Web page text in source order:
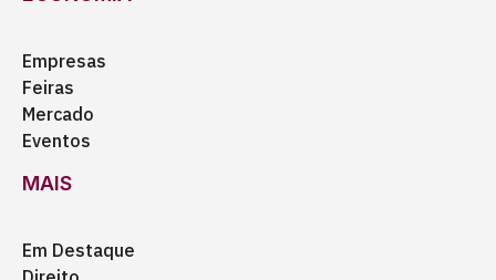
Empresas
Feiras
Mercado
Eventos
MAIS
Em Destaque